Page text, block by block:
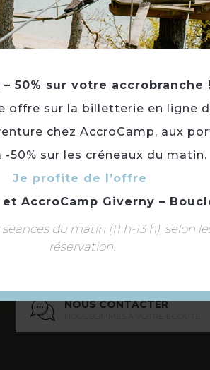
Retourner
à la sélection
Suivez-
NOUS CONTACTER
– 50% sur votre accrobranche !
offre sur la billetterie en ligne
chez AccroCamp, aux
-50% sur les créneaux du matin.
Je profite de l’offre
et AccroCamp Giverny –
du matin (11 h-13 h), selon
réservation.